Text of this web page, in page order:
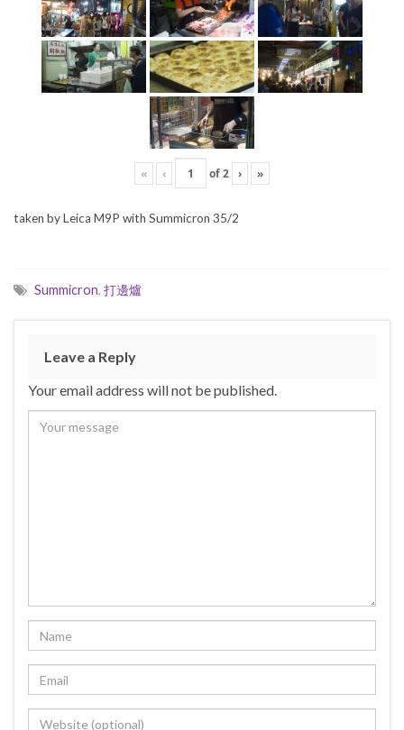
« ‹ of2 › »
taken by Leica M9P with Summicron 35/2
Summicron, 打邊爐
Leave a Reply
Your email address will not be published.